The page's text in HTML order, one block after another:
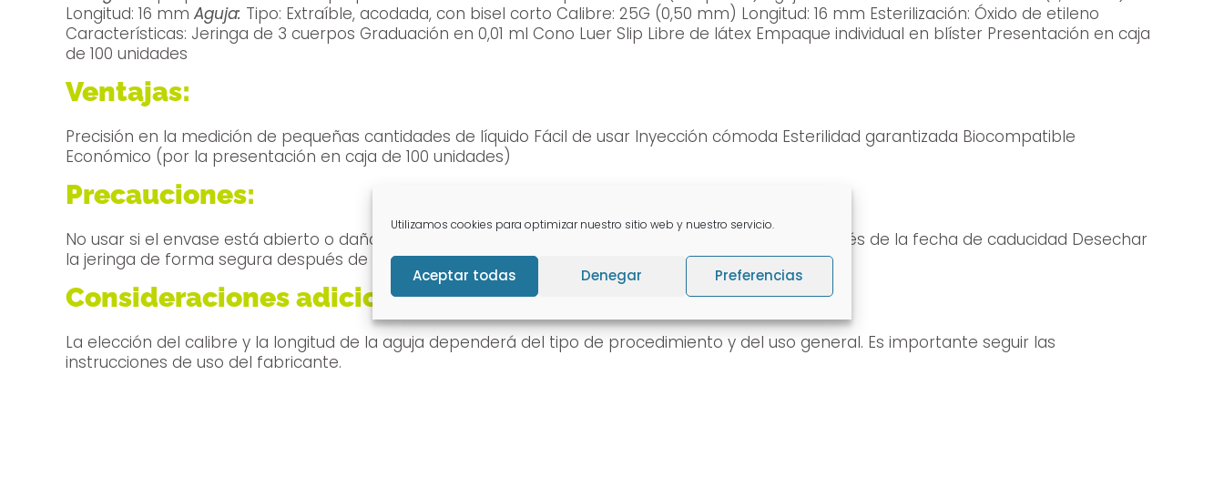
Utilizamos cookies para optimizar nuestro sitio web y nuestro servicio.
Aceptar todas Denegar Preferencias
Longitud: 16 mm Aguja:
Características: Jeringa de 3 cuerpos Graduación en 0,01 ml Cono Luer Slip Libre de látex Empaque individual en blíster Presentación en caja
de 100 unidades
Ventajas:
Precisión en la medición de pequeñas cantidades de líquido Fácil de usar Inyección cómoda Esterilidad garantizada Biocompatible
Económico (por la presentación en caja de 100 unidades)
Precauciones:
No usar si el envase está abierto o dañado No usar si la aguja está doblada o dañada No usar después de la fecha de caducidad Desechar
la jeringa de forma segura después de su uso
Consideraciones adicionales:
La elección del calibre y la longitud de la aguja dependerá del tipo de procedimiento y del uso general. Es importante seguir las
instrucciones de uso del fabricante.